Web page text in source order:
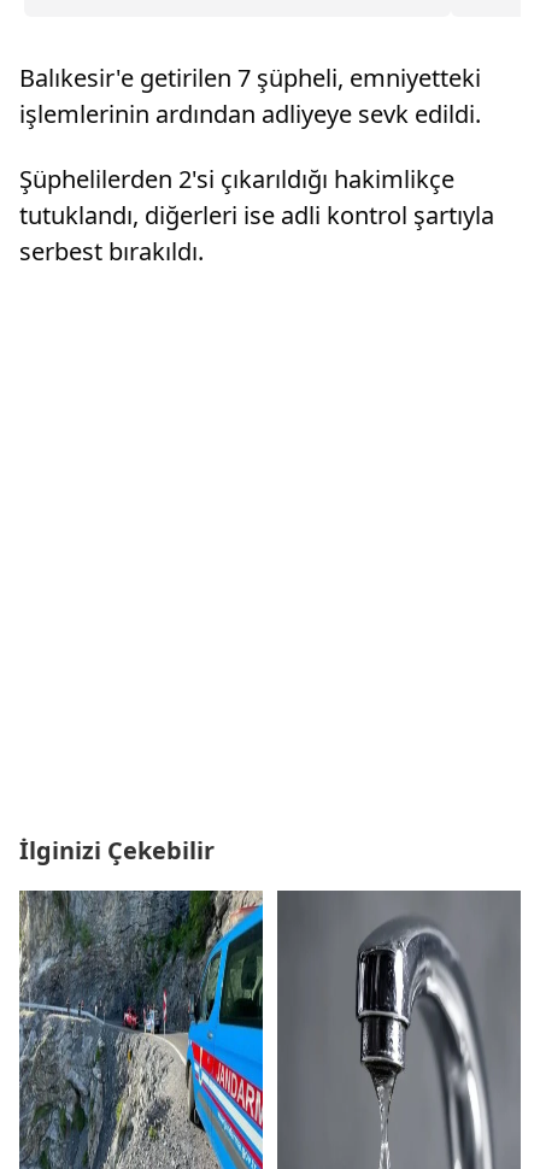
Tekirda...
Balıkesir'e getirilen 7 şüpheli, emniyetteki
işlemlerinin ardından adliyeye sevk edildi.
Şüphelilerden 2'si çıkarıldığı hakimlikçe
tutuklandı, diğerleri ise adli kontrol şartıyla
serbest bırakıldı.
İlginizi Çekebilir